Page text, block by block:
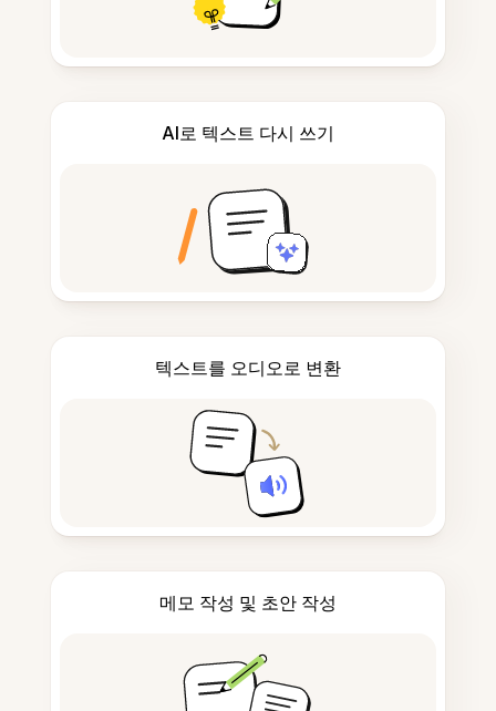
AI로 텍스트 다시 쓰기
텍스트를 오디오로 변환
메모 작성 및 초안 작성